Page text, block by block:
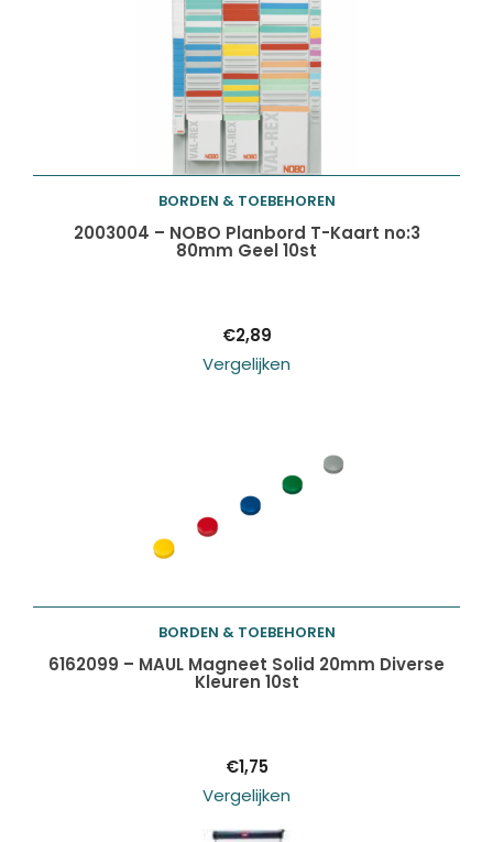
Toevoegen aan
BORDEN & TOEBEHOREN
2003004 – NOBO Planbord T-Kaart no:3
80mm Geel 10st
€2,89
Vergelijken
Toevoegen aan
BORDEN & TOEBEHOREN
6162099 – MAUL Magneet Solid 20mm Diverse
Kleuren 10st
€1,75
Vergelijken